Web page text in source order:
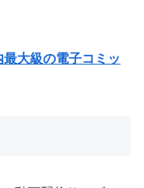
大級の電子コミッ